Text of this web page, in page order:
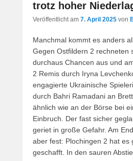
trotz hoher
Veröffentlicht am 7. April 2025 von
Manchmal kommt es anders
Gegen Ostfildern 2 rechneten
durchaus Chancen aus und
2 Remis durch Iryna
engagierte Ukrainische
durch Bahri Ramadani an
ähnlich wie an der Börse bei
Einbruch. Der fast sicher
geriet in große Gefahr. Am
aber fest: Plochingen 2 hat es
geschafft. In den sauren